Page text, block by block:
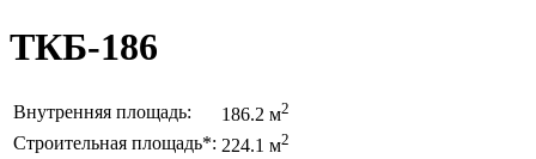
ТКБ-186
Внутренняя площадь: 186.2 м2
Строительная площадь*: 224.1 м2